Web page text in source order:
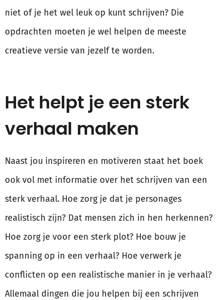
niet of je het wel leuk op kunt schrijven? Die
opdrachten moeten je wel helpen de meeste
creatieve versie van jezelf te worden.
Het helpt je een sterk
verhaal maken
Naast jou inspireren en motiveren staat het boek
ook vol met informatie over het schrijven van een
sterk verhaal. Hoe zorg je dat je personages
realistisch zijn? Dat mensen zich in hen herkennen?
Hoe zorg je voor een sterk plot? Hoe bouw je
spanning op in een verhaal? Hoe verwerk je
conflicten op een realistische manier in je verhaal?
Allemaal dingen die jou helpen bij een schrijven